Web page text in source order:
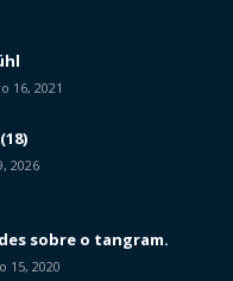
16, 2021
2026
sobre o tangram.
15, 2020